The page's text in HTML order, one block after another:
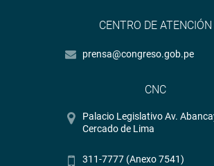
CENTRO DE ATENCIÓN
prensa@congreso.gob.pe
CNC
Palacio Legislativo Av.
Cercado de Lima
311-7777 (Anexo 7541)